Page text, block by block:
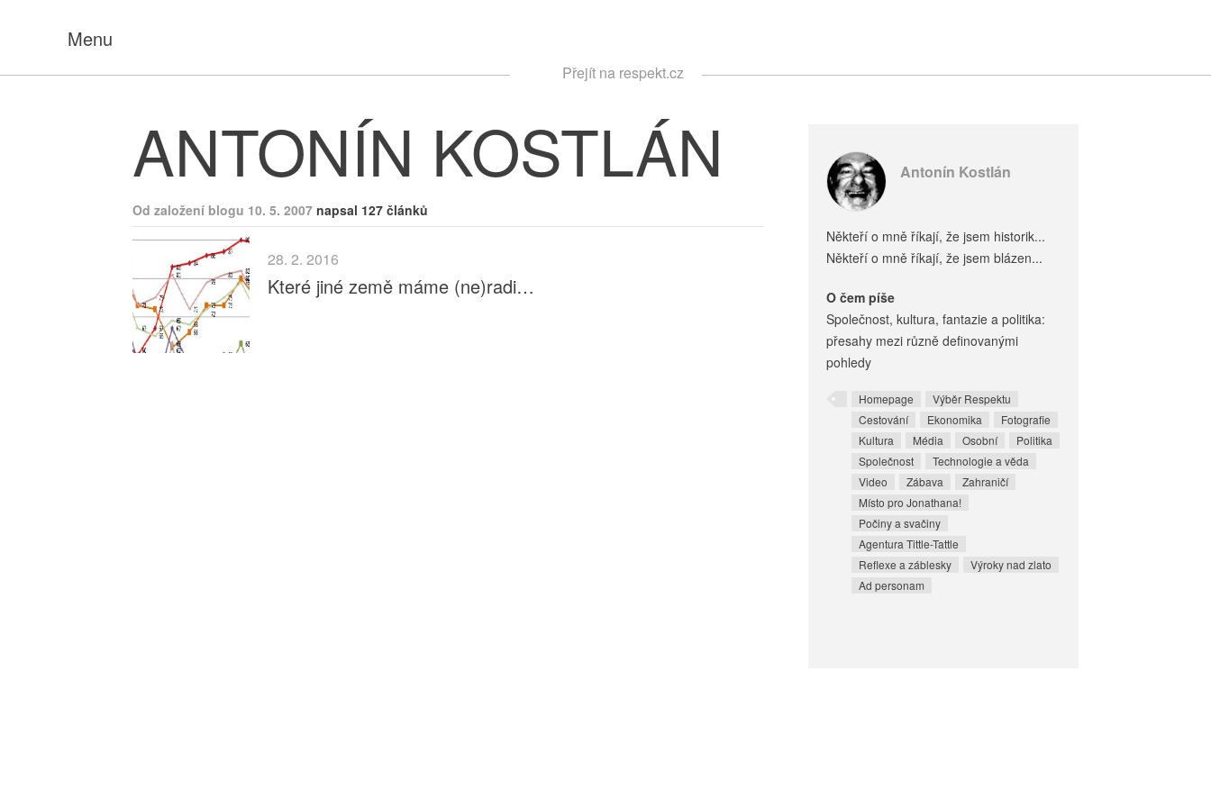
Menu
Přejít na respekt.cz
ANTONÍN KOSTLÁN
Od založení blogu 10. 5. 2007 napsal 127 článků
28. 2. 2016
Které jiné země máme (ne)radi…
Antonín Kostlán
Někteří o mně říkají, že jsem historik...
Někteří o mně říkají, že jsem blázen...
O čem píše
Společnost, kultura, fantazie a politika:
přesahy mezi různě definovanými
pohledy
Homepage
Výběr Respektu
Cestování
Ekonomika
Fotografie
Kultura
Média Osobní
Politika
Společnost
Technologie a věda
Video
Zábava
Zahraničí
Místo pro Jonathana!
Počiny a svačiny
Agentura Tittle-Tattle
Reflexe a záblesky
Výroky nad zlato
Ad personam